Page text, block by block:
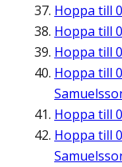
Hoppa till
Hoppa till
Hoppa till
Hoppa till
Hoppa till
Hoppa till